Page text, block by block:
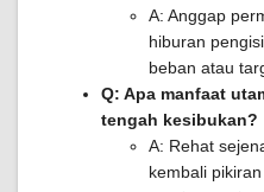
A: Anggap
hiburan
beban atau
Q: Apa manfaat
tengah kesibukan?
A: Rehat
kembali